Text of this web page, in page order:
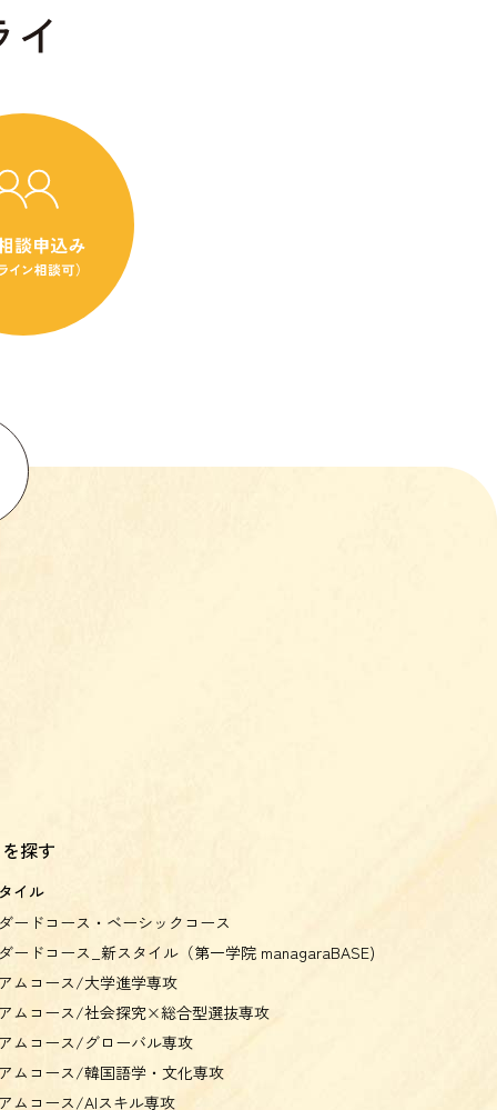
探す
イル
ードコース・ベーシックコース
ードコース_新スタイル（第一学院 managaraBASE)
ムコース/大学進学専攻
ムコース/社会探究×総合型選抜専攻
ムコース/グローバル専攻
ムコース/韓国語学・文化専攻
ムコース/AIスキル専攻